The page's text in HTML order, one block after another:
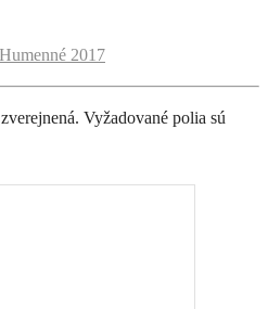
2017
Vyžadované polia sú